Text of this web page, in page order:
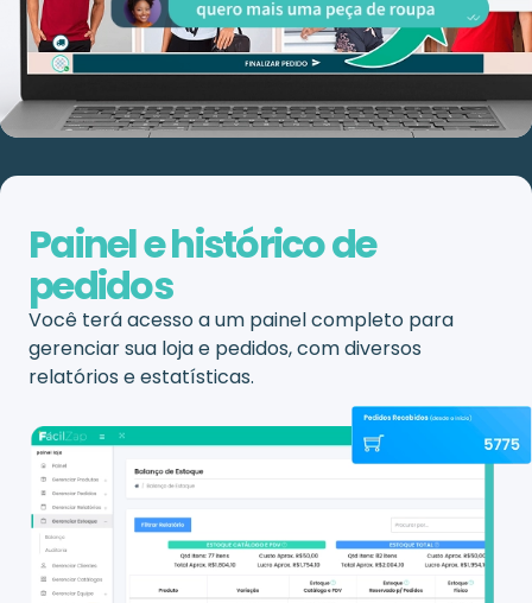
Painel e histórico de
pedidos
Você terá acesso a um painel completo para
gerenciar sua loja e pedidos, com diversos
relatórios e estatísticas.